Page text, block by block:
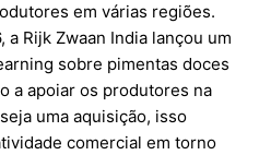
em várias regiões.
a Rijk Zwaan India lançou um
sobre pimentas doces
a apoiar os produtores na
uma aquisição, isso
comercial em torno